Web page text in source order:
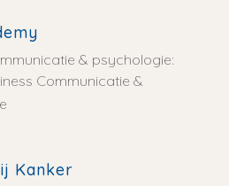
& psychologie:
Communicatie &
Kanker